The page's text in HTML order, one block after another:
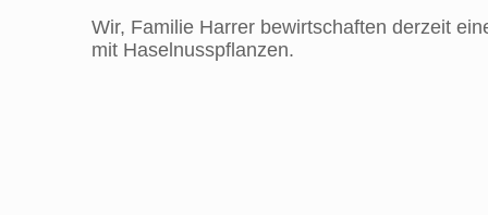
Wir, Familie Harrer bewirtschaften derzeit
mit Haselnusspflanzen.